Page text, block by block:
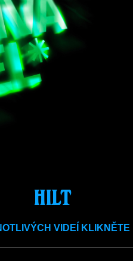
HILT
VIDEÍ